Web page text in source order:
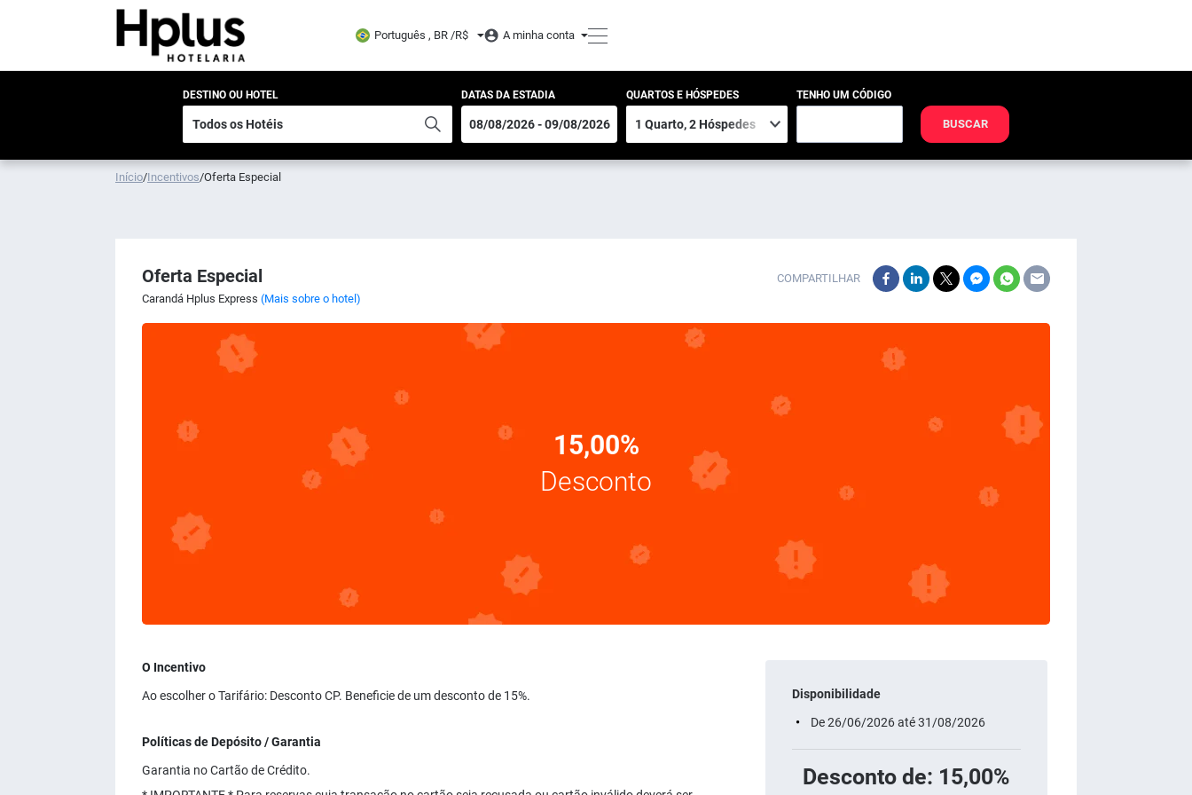
Português , BR /R$ A minha conta
DESTINO OU HOTEL DATAS DA ESTADIA QUARTOS E HÓSPEDES TENHO UM CÓDIGO
BUSCAR
Início/Incentivos/Oferta Especial
Oferta Especial
Carandá Hplus Express (Mais sobre o hotel)
COMPARTILHAR
15,00%
Desconto
O Incentivo
Ao escolher o Tarifário: Desconto CP. Beneficie de um desconto de 15%.
Políticas de Depósito / Garantia
Garantia no Cartão de Crédito.
Disponibilidade
De 26/06/2026 até 31/08/2026
Desconto de: 15,00%